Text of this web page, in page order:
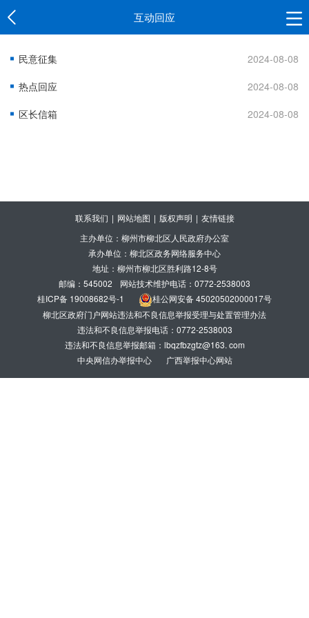
互动回应
民意征集
2024-08-08
热点回应
2024-08-08
区长信箱
2024-08-08
联系我们 | 网站地图 | 版权声明 | 友情链接
主办单位：柳州市柳北区人民政府办公室
承办单位：柳北区政务网络服务中心
地址：柳州市柳北区胜利路12-8号
邮编：545002
网站技术维护电话：0772-2538003
桂ICP备 19008682号-1
桂公网安备 45020502000017号
柳北区政府门户网站违法和不良信息举报受理与处置管理办法
违法和不良信息举报电话：0772-2538003
违法和不良信息举报邮箱：lbqzfbzgtz@163. com
中央网信办举报中心
广西举报中心网站